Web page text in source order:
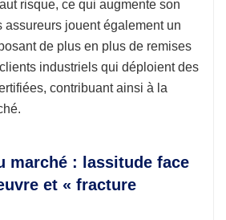
risque, ce qui augmente son
assureurs jouent également un
de plus en plus de remises
industriels qui déploient des
contribuant ainsi à la
marché : lassitude face
et « fracture